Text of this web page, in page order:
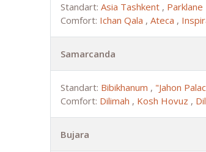
Standart: Asia Tashkent ,
Comfort: Ichan Qala , Ateca ,
Samarcanda
Standart: Bibikhanum , "Jahon
Comfort: Dilimah , Kosh Hovuz ,
Bujara